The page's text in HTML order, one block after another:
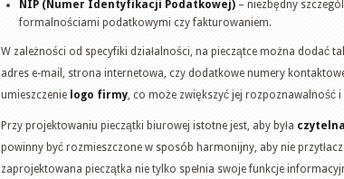
NIP (Numer Identyfikacji Podatkowej) – niezbędny
formalnościami podatkowymi czy fakturowaniem.
W zależności od specyfiki działalności, na pieczątce można dodać
adres e-mail, strona internetowa, czy dodatkowe numery
umieszczenie logo firmy , co może zwiększyć jej rozpoznawalność
Przy projektowaniu pieczątki biurowej istotne jest, aby była czytelna
powinny być rozmieszczone w sposób harmonijny, aby nie
zaprojektowana pieczątka nie tylko spełnia swoje funkcje